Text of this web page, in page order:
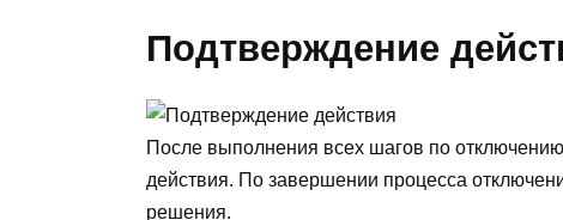
Подтверждение
После выполнения всех шагов по
действия. По завершении процесса
решения.